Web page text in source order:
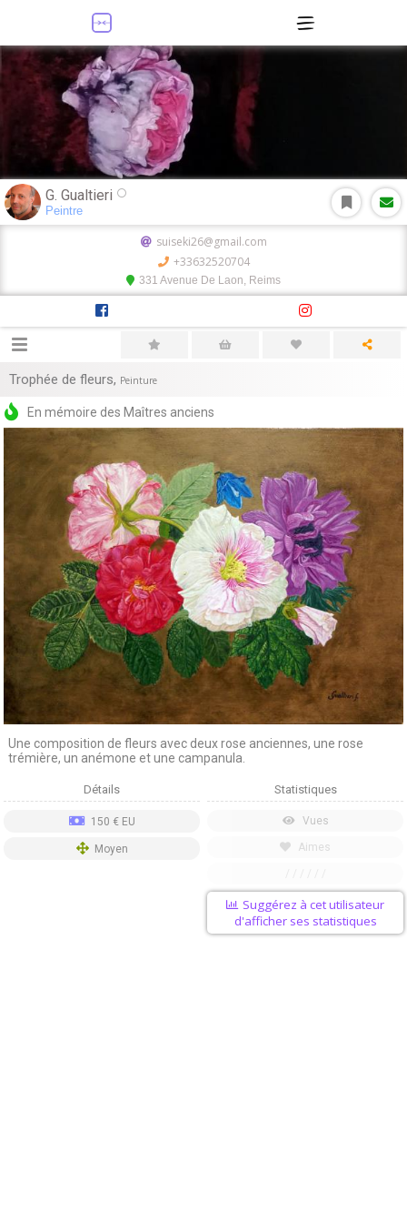
G. Gualtieri
Peintre
suiseki26@gmail.com
+33632520704
331 Avenue De Laon, Reims
Trophée de fleurs, Peinture
En mémoire des Maîtres anciens
Une composition de fleurs avec deux rose anciennes, une rose
trémière, un anémone et une campanula.
Détails
150 € EU
Moyen
Statistiques
Vues
Aimes
Suggérez à cet utilisateur
d'afficher ses statistiques